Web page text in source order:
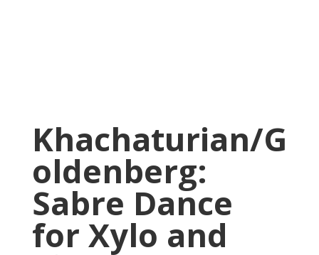
Khachaturian/G
oldenberg:
Sabre Dance
for Xylo and